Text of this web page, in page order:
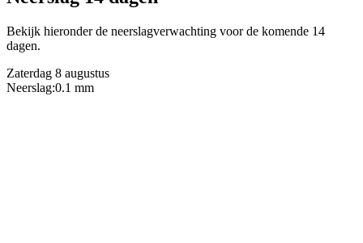
Bekijk hieronder de neerslagverwachting voor de komende 14
dagen.
Zaterdag 8 augustus
Neerslag:0.1 mm